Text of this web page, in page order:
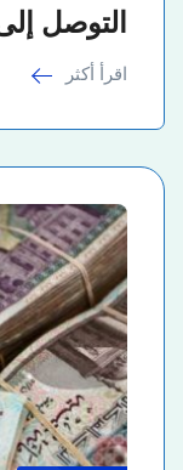
التوصل
اقرأ أكثر